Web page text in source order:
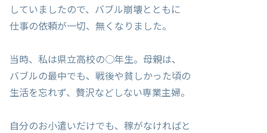
していましたので、バブル崩壊とともに
仕事の依頼が一切、無くなりました。
当時、私は県立高校の○年生。母親は、
バブルの最中でも、戦後や貧しかった頃の
生活を忘れず、贅沢などしない専業主婦。
自分のお小遣いだけでも、稼がなければと